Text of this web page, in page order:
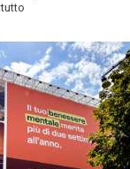
NOME
DEL
SECOLO